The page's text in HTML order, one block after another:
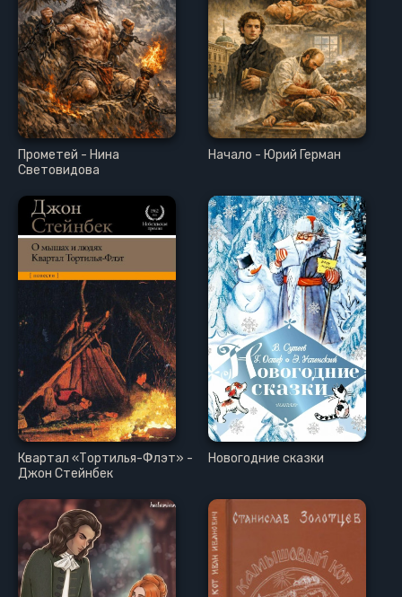
Прометей - Нина
Световидова
Начало - Юрий Герман
Квартал «Тортилья-Флэт» -
Джон Стейнбек
Новогодние сказки